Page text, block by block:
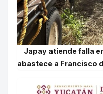
Japay atiende falla
abastece a Francisco